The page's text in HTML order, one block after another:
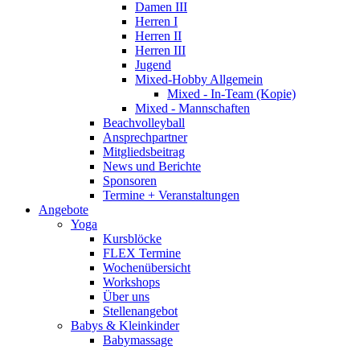
Damen III
Herren I
Herren II
Herren III
Jugend
Mixed-Hobby Allgemein
Mixed - In-Team (Kopie)
Mixed - Mannschaften
Beachvolleyball
Ansprechpartner
Mitgliedsbeitrag
News und Berichte
Sponsoren
Termine + Veranstaltungen
Angebote
Yoga
Kursblöcke
FLEX Termine
Wochenübersicht
Workshops
Über uns
Stellenangebot
Babys & Kleinkinder
Babymassage